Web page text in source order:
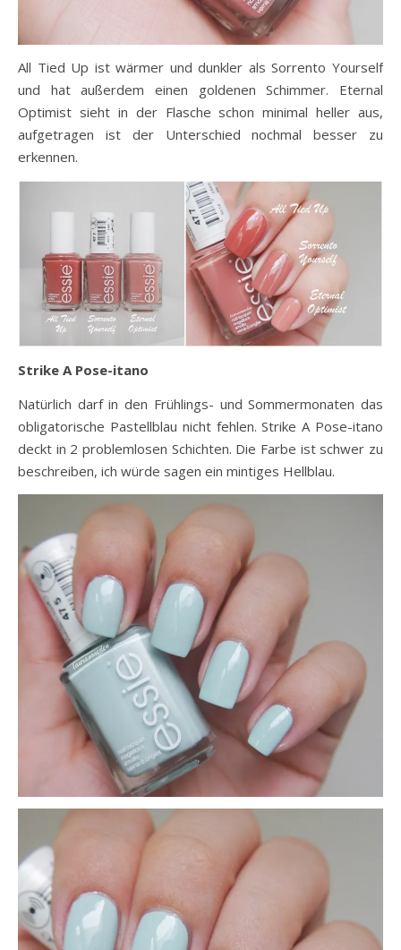
All Tied Up ist wärmer und dunkler als Sorrento Yourself
und hat außerdem einen goldenen Schimmer. Eternal
Optimist sieht in der Flasche schon minimal heller aus,
aufgetragen ist der Unterschied nochmal besser zu
erkennen.
Strike A Pose-itano
Natürlich darf in den Frühlings- und Sommermonaten das
obligatorische Pastellblau nicht fehlen. Strike A Pose-itano
deckt in 2 problemlosen Schichten. Die Farbe ist schwer zu
beschreiben, ich würde sagen ein mintiges Hellblau.